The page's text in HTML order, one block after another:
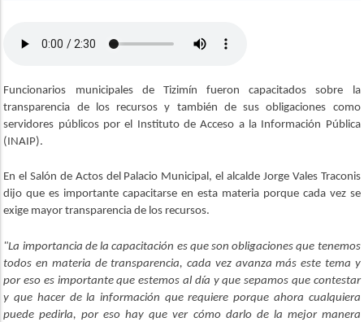
Funcionarios municipales de Tizimín fueron capacitados sobre la
transparencia de los recursos y también de sus obligaciones como
servidores públicos por el Instituto de Acceso a la Información Pública
(INAIP).
En el Salón de Actos del Palacio Municipal, el alcalde Jorge Vales Traconis
dijo que es importante capacitarse en esta materia porque cada vez se
exige mayor transparencia de los recursos.
"La importancia de la capacitación es que son obligaciones que tenemos
todos en materia de transparencia, cada vez avanza más este tema y
por eso es importante que estemos al día y que sepamos que contestar
y que hacer de la información que requiere porque ahora cualquiera
puede pedirla, por eso hay que ver cómo darlo de la mejor manera